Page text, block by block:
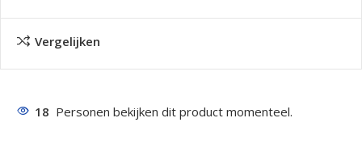
Vergelijken
18 Personen bekijken dit product momenteel.